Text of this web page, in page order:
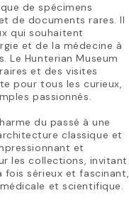
de spécimens
de documents rares. Il
qui souhaitent
et de la médecine à
Le Hunterian Museum
et des visites
pour tous les curieux,
passionnés.
du passé à une
classique et
et
les collections, invitant
fois sérieux et fascinant,
et scientifique.